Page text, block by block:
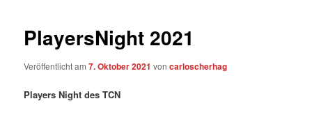
PlayersNight 2021
Veröffentlicht am7. Oktober 2021 voncarloscherhag
Players Night des TCN